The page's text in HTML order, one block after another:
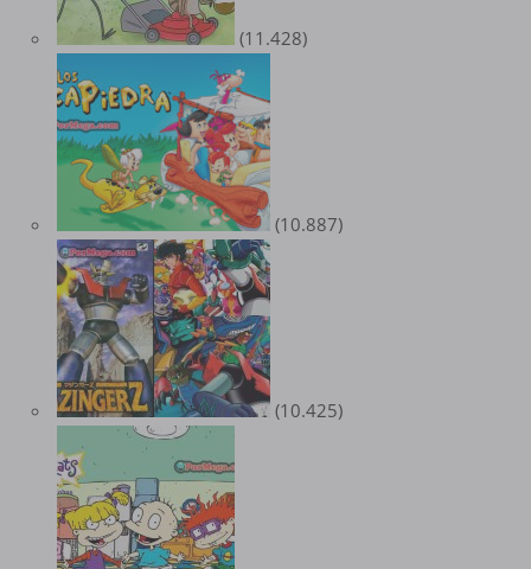
(11.428)
(10.887)
(10.425)